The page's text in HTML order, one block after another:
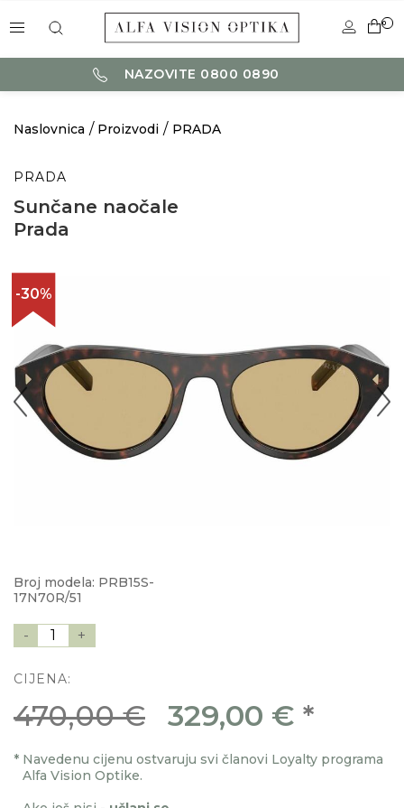
0
NAZOVITE 0800 0890
Naslovnica Proizvodi PRADA
PRADA
Sunčane naočale
Prada
-30%
Broj modela: PRB15S-
17N70R/51
- 1 +
CIJENA:
470,00 € 329,00 € *
* Navedenu cijenu ostvaruju svi članovi Loyalty programa
Alfa Vision Optike.